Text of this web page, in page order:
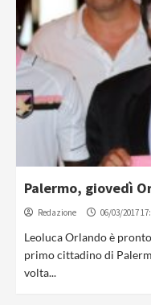
Palermo, giovedì
Redazione 06/03/2017
Leoluca Orlando è
primo cittadino di
volta...